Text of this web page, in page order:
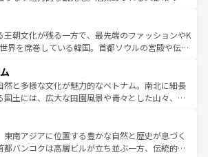
味わってほしい。 なお、新着のハワイ情報
ンツ一覧を参照してほしい。
クティビティも充実しており、サーフィンやダイ
ハイキングなど、アウトドア好きにはたまらな
ストラリアの多彩な魅力を存分に味わいつくそ
しい。
ひつな山岳地帯である台湾東部など、都市の喧騒
静けさが共存しており、訪れる人に新しい発見と
たらしてくれる。また、奥深い台湾の食文化も魅
いと評判のスイーツなど、バラエティ豊かな料理
が味わえる。 なお、新着の台湾情報は コンテンツ一覧を参
しい。
王朝文化が残る一方で、最先端のファッションやK
界を席巻している韓国。首都ソウルの宮殿や伝統
に足を延ばせば四季折々の自然美を楽しむことが
そして、キムチや焼肉、絶品のストリートフード
まざまな韓国料理が待っている。夜には、韓国な
包まれながら、韓国の多彩な魅力を心ゆくまで味
わってみてほしい。 なお、新着の韓国情報はコンテンツ一
してほしい。
然と多様な文化が魅力的なベトナム。南北に細長
国土には、広大な田園風景や青々とした山々、世
展と共に伝統が息づく。ハノイの古い町並みやホ
市のフランス統治時代の建物も、独特の雰囲気を
ている。また、バラエティの豊かさとおいしさで
東南アジアに位置する豊かな自然と歴史が息づく
都バンコクは高層ビルが立ち並ぶ一方、伝統的な